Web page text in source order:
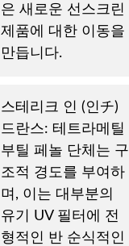
은 새로운 선스크린
제품에 대한 이동을
만듭니다.
스테리크 인 (인チ)
드란스: 테트라메틸
부틸 페놀 단체는 구
조적 경도를 부여하
며, 이는 대부분의
유기 UV 필터에 전
형적인 반 순식적인